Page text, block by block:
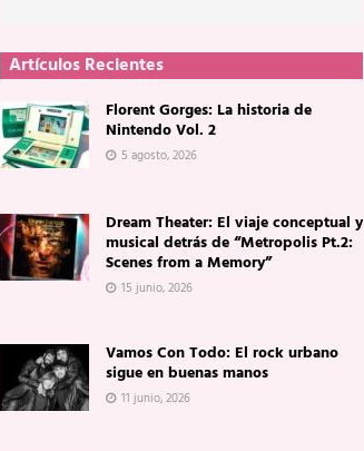
Artículos Recientes
Florent Gorges: La historia de
Nintendo Vol. 2
5 agosto, 2026
Dream Theater: El viaje conceptual y
musical detrás de “Metropolis Pt.2:
Scenes from a Memory”
15 junio, 2026
Vamos Con Todo: El rock urbano
sigue en buenas manos
11 junio, 2026